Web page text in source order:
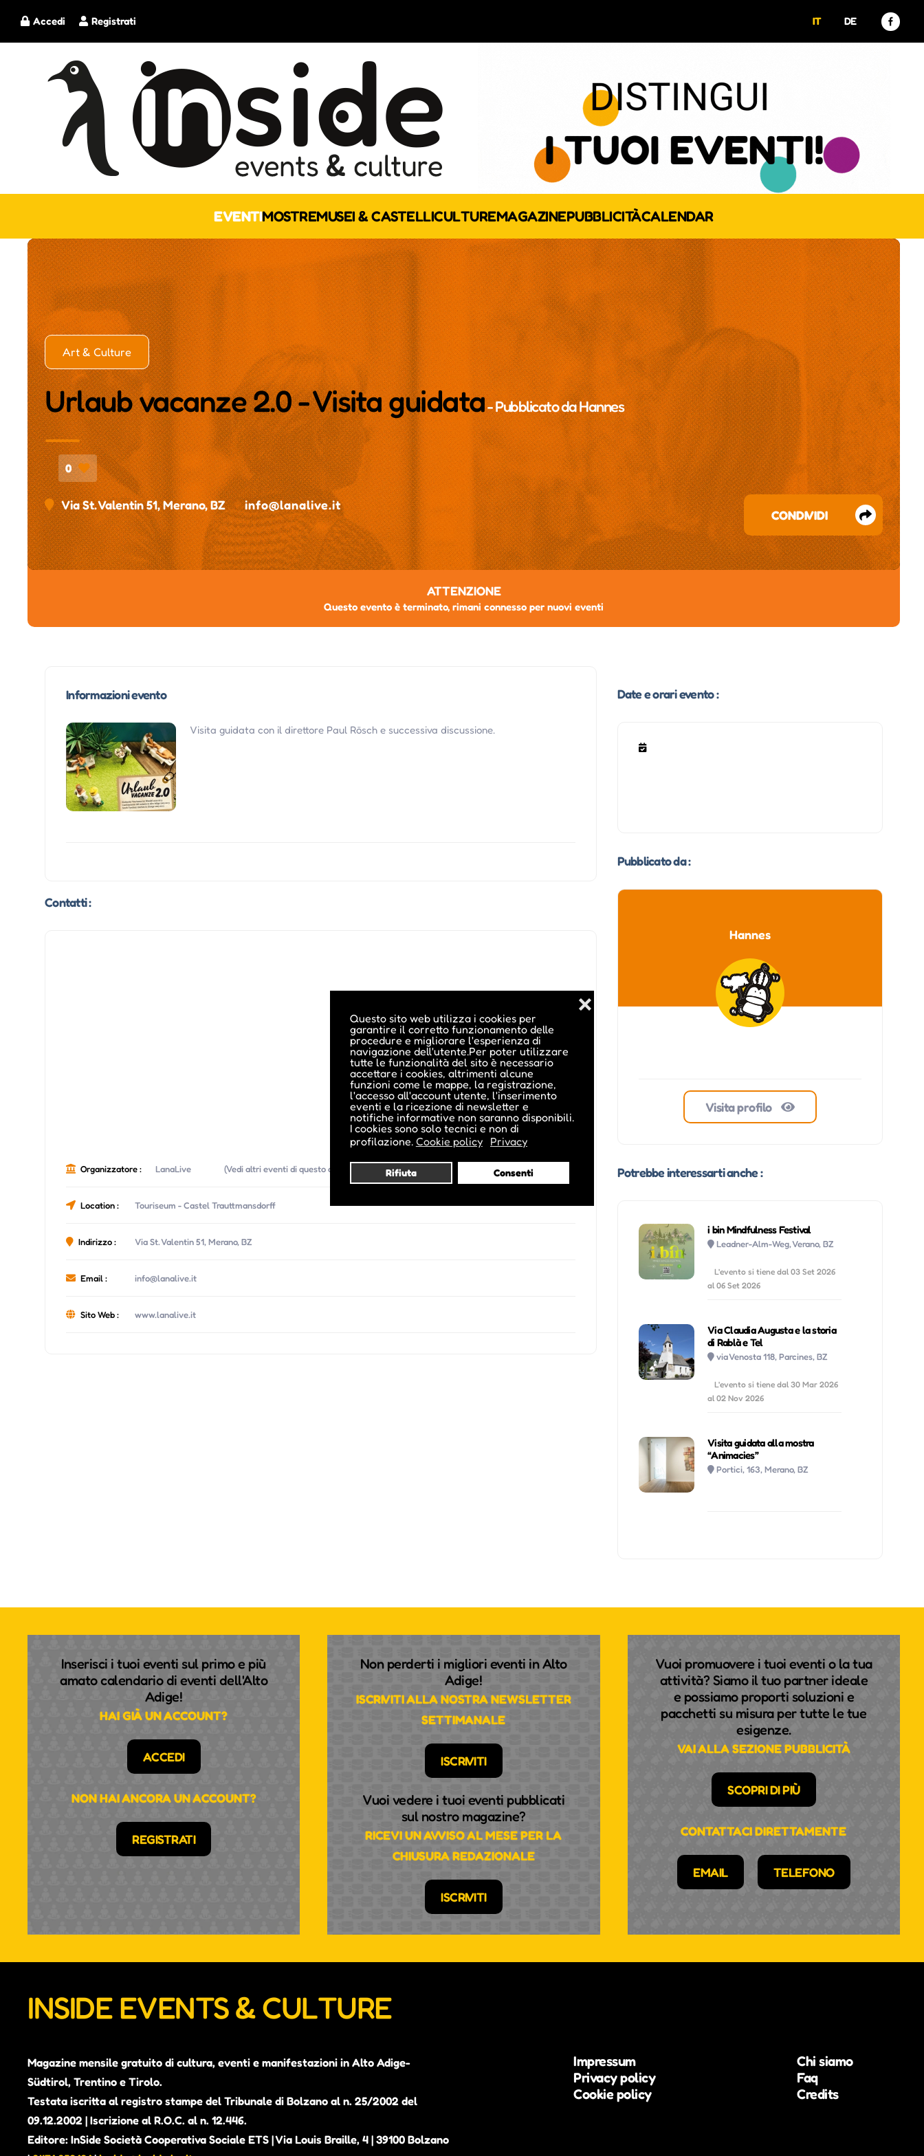
Questo sito web utilizza i cookies per
garantire il corretto funzionamento delle
procedure e migliorare l'esperienza di
navigazione dell'utente.Per poter utilizzare
tutte le funzionalità del sito è necessario
accettare i cookies, altrimenti alcune
funzioni come le mappe, la registrazione,
l'accesso all'account utente, l'inserimento
eventi e la ricezione di newsletter e
notifiche informative non saranno disponibili.
I cookies sono solo tecnici e non di
profilazione. Cookie policy Privacy
Rifiuta Consenti
❌
Registrati
Accedi IT DE
EVENTIMOSTREMUSEI & CASTELLICULTUREMAGAZINEPUBBLICITÀCALENDAR
Art & Culture
Urlaub vacanze 2.0 - Visita guidata- Pubblicato daHannes
0
Via St. Valentin 51, Merano, BZ info@lanalive.it
CONDIVIDI
ATTENZIONE
Questo evento è terminato, rimani connesso per nuovi eventi
Informazioni evento
Visita guidata con il direttore Paul Rösch e successiva discussione.
Contatti :
Organizzatore : LanaLive (Vedi altri eventi di questo organizzatore)
Location : Touriseum - Castel Trauttmansdorff
Indirizzo : Via St. Valentin 51, Merano, BZ
Email : info@lanalive.it
Sito Web : www.lanalive.it
Date e orari evento :
Pubblicato da :
Hannes
Visita profilo
Potrebbe interessarti anche :
i bin Mindfulness Festival
Leadner-Alm-Weg, Verano, BZ
L'evento si tiene dal 03 Set 2026
al 06 Set 2026
Via Claudia Augusta e la storia
di Rablà e Tel
via Venosta 118, Parcines, BZ
L'evento si tiene dal 30 Mar 2026
al 02 Nov 2026
Visita guidata alla mostra
“Animacies”
Portici, 163, Merano, BZ
Inserisci i tuoi eventi sul primo e più
amato calendario di eventi dell'Alto
Adige!
HAI GIÀ UN ACCOUNT?
ACCEDI
NON HAI ANCORA UN ACCOUNT?
REGISTRATI
Non perderti i migliori eventi in Alto
Adige!
ISCRIVITI ALLA NOSTRA NEWSLETTER
SETTIMANALE
ISCRIVITI
Vuoi vedere i tuoi eventi pubblicati
sul nostro magazine?
RICEVI UN AVVISO AL MESE PER LA
CHIUSURA REDAZIONALE
ISCRIVITI
Vuoi promuovere i tuoi eventi o la tua
attività? Siamo il tuo partner ideale
e possiamo proporti soluzioni e
pacchetti su misura per tutte le tue
esigenze.
VAI ALLA SEZIONE PUBBLICITÀ
SCOPRI DI PIÙ
CONTATTACI DIRETTAMENTE
EMAIL TELEFONO
INSIDE EVENTS & CULTURE
Magazine mensile gratuito di cultura, eventi e manifestazioni in Alto Adige-
Südtirol, Trentino e Tirolo.
Testata iscritta al registro stampe del Tribunale di Bolzano al n. 25/2002 del
09.12.2002 | Iscrizione al R.O.C. al n. 12.446.
Editore: InSide Società Cooperativa Sociale ETS | Via Louis Braille, 4 | 39100 Bolzano
Impressum
Privacy policy
Cookie policy
Chi siamo
Faq
Credits